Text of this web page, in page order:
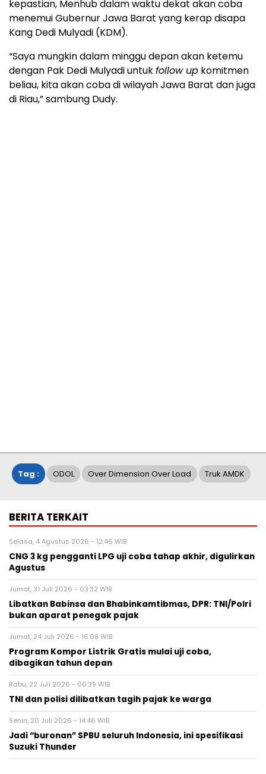
kepastian, Menhub dalam waktu dekat akan coba
menemui Gubernur Jawa Barat yang kerap disapa
Kang Dedi Mulyadi (KDM).
“Saya mungkin dalam minggu depan akan ketemu
dengan Pak Dedi Mulyadi untukfollow up komitmen
beliau, kita akan coba di wilayah Jawa Barat dan juga
di Riau,” sambung Dudy.
Tag : ODOL Over Dimension Over Load Truk AMDK
BERITA TERKAIT
Selasa, 4 Agustus 2026 - 12:46 WIB
CNG 3 kg pengganti LPG uji coba tahap akhir, digulirkan
Agustus
Jumat, 31 Juli 2026 - 03:32 WIB
Libatkan Babinsa dan Bhabinkamtibmas, DPR: TNI/Polri
bukan aparat penegak pajak
Jumat, 24 Juli 2026 - 16:08 WIB
Program Kompor Listrik Gratis mulai uji coba,
dibagikan tahun depan
Rabu, 22 Juli 2026 - 00:39 WIB
TNI dan polisi dilibatkan tagih pajak ke warga
Senin, 20 Juli 2026 - 14:46 WIB
Jadi “buronan” SPBU seluruh Indonesia, ini spesifikasi
Suzuki Thunder